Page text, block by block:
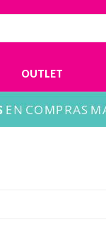
OUTLET